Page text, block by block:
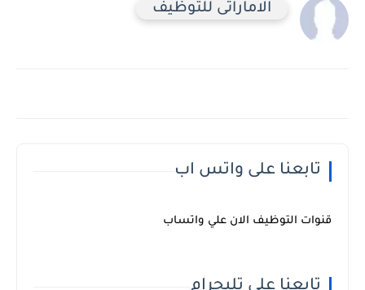
الاماراتى للتوظيف
تابعنا على واتس اب
قنوات التوظيف الان علي واتساب